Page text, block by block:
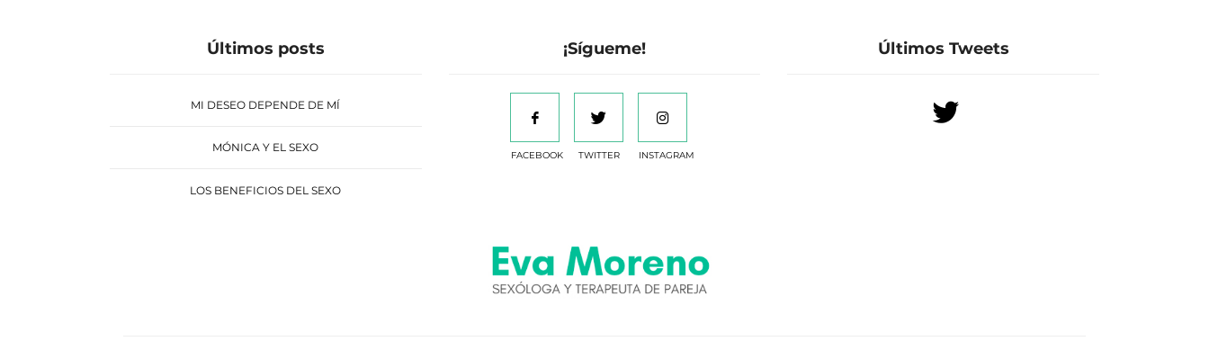
Últimos posts
MI DESEO DEPENDE DE MÍ
MÓNICA Y EL SEXO
LOS BENEFICIOS DEL SEXO
¡Sígueme!
FACEBOOK TWITTER INSTAGRAM
Últimos Tweets